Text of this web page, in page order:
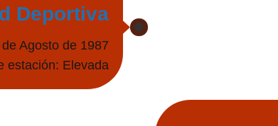
Deportiva
Agosto de 1987
estación: Elevada